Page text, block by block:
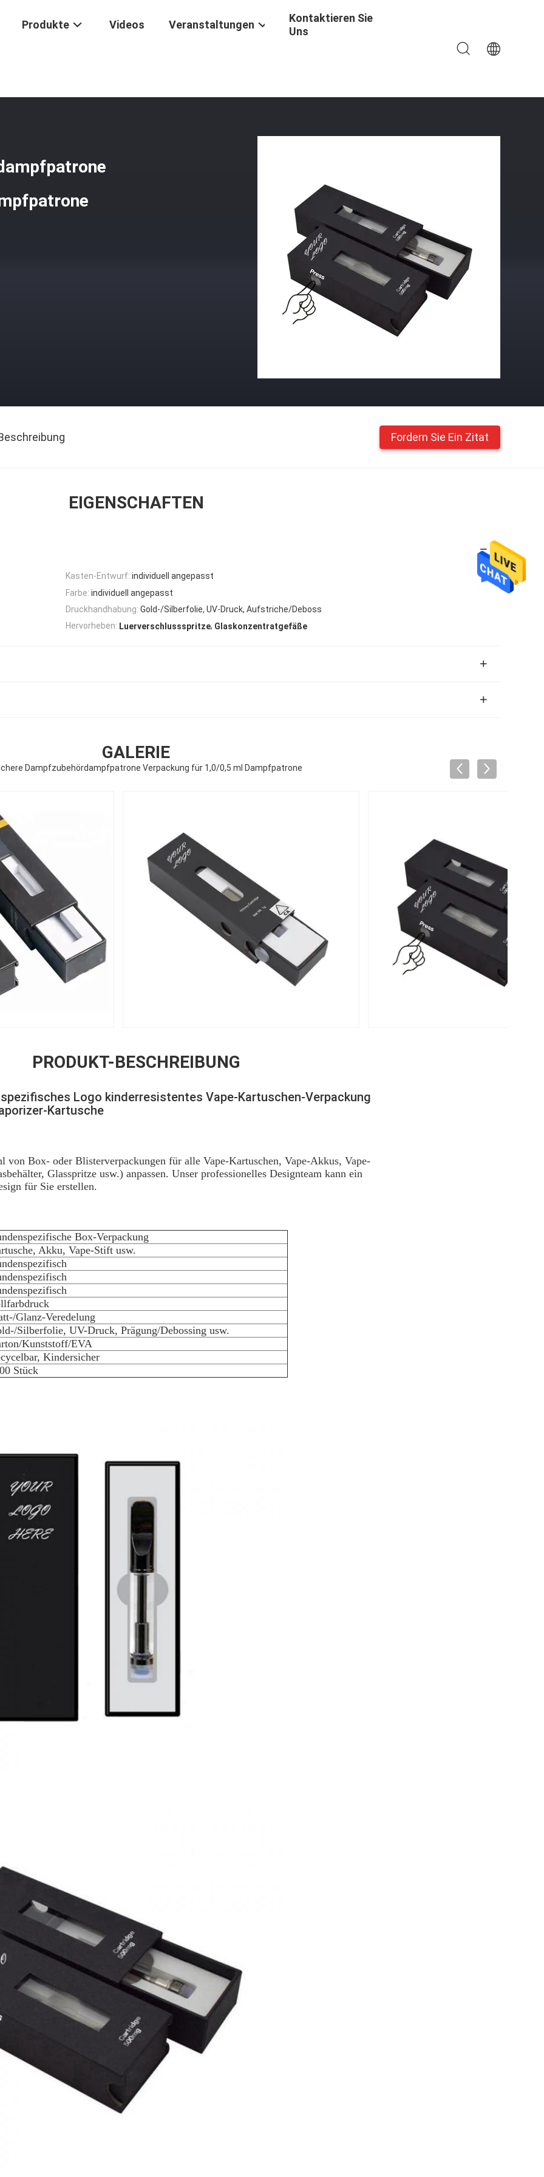
Produkte Videos Veranstaltungen
Kontaktieren Sie
Uns
Fordern Sie Ein Zitat
EIGENSCHAFTEN
Kasten-Entwurf: individuell angepasst
Farbe: individuell angepasst
Druckhandhabung: Gold-/Silberfolie, UV-Druck, Aufstriche/Deboss
Hervorheben: Luerverschlussspritze, Glaskonzentratgefäße
GALERIE
Dampfzubehördampfpatrone Verpackung für 1,0/0,5 ml Dampfpatrone
PRODUKT-BESCHREIBUNG
Logo kinderresistentes Vape-Kartuschen-Verpackung
Kartusche
von Box- oder Blisterverpackungen für alle Vape-Kartuschen, Vape-Akkus, Vape-
Glasspritze usw.) anpassen. Unser professionelles Designteam kann ein
für Sie erstellen.
Box-Verpackung
Akku, Vape-Stift usw.
Glanz-Veredelung
Silberfolie, UV-Druck, Prägung/Debossing usw.
Kunststoff/EVA
Kindersicher
Stück